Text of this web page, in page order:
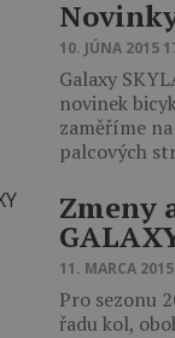
10. JÚNA 2015
Galaxy
novinek
zaměříme
palcových
Zmeny
11. MARCA
Pro sezonu
řadu kol,